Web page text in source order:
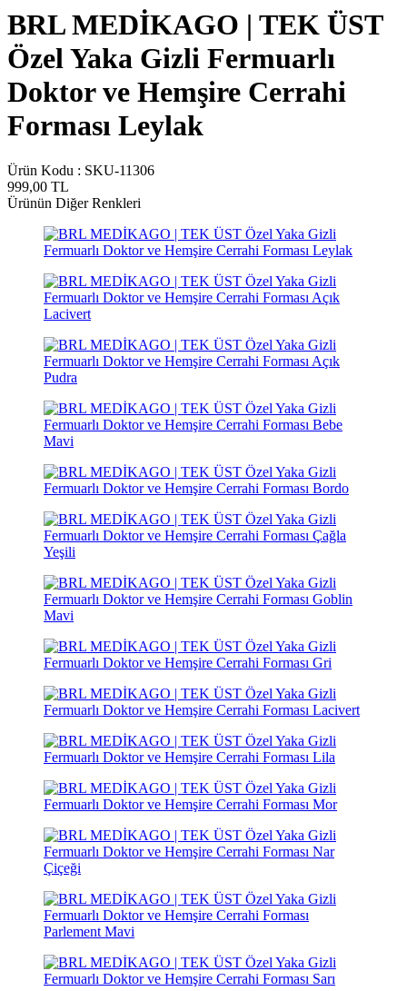
BRL MEDİKAGO | TEK ÜST
Özel Yaka Gizli Fermuarlı
Doktor ve Hemşire Cerrahi
Forması Leylak
Ürün Kodu : SKU-11306
999,00 TL
Ürünün Diğer Renkleri